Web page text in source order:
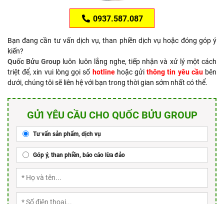
0937.587.087
Bạn đang cần tư vấn dịch vụ, than phiền dịch vụ hoặc đóng góp ý
kiến?
Quốc Bửu Group luôn luôn lắng nghe, tiếp nhận và xử lý một cách
triệt để, xin vui lòng gọi số hotlinehoặc gửithông tin yêu cầubên
dưới, chúng tôi sẽ liên hệ với bạn trong thời gian sớm nhất có thể.
GỬI YÊU CẦU CHO QUỐC BỬU GROUP
Tư vấn sản phẩm, dịch vụ
Góp ý, than phiền, báo cáo lừa đảo